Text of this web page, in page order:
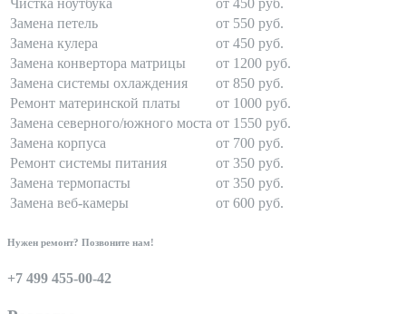
Чистка ноутбука
от 450 руб.
Замена петель
от 550 руб.
Замена кулера
от 450 руб.
Замена конвертора матрицы
от 1200 руб.
Замена системы охлаждения
от 850 руб.
Ремонт материнской платы
от 1000 руб.
Замена северного/южного моста от 1550 руб.
Замена корпуса
от 700 руб.
Ремонт системы питания
от 350 руб.
Замена термопасты
от 350 руб.
Замена веб-камеры
от 600 руб.
Нужен ремонт? Позвоните нам!
+7 499 455-00-42